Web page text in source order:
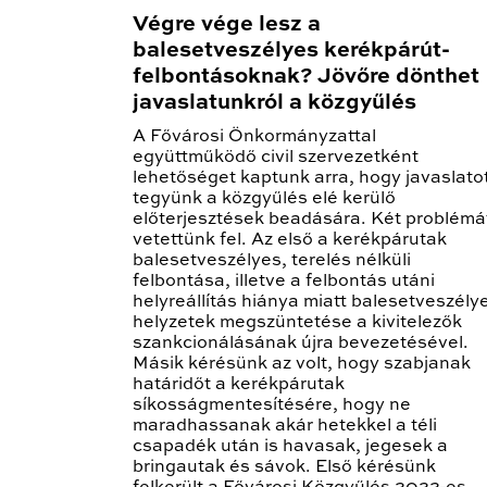
Végre vége lesz a
balesetveszélyes kerékpárút-
felbontásoknak? Jövőre dönthet
javaslatunkról a közgyűlés
A Fővárosi Önkormányzattal
együttműködő civil szervezetként
lehetőséget kaptunk arra, hogy
tegyünk a közgyűlés elé kerülő
előterjesztések beadására. Két
vetettünk fel. Az első a kerékpárutak
balesetveszélyes, terelés nélküli
felbontása, illetve a felbontás utáni
helyreállítás hiánya miatt
helyzetek megszüntetése a kivitelezők
szankcionálásának újra bevezetésével.
Másik kérésünk az volt, hogy szabjanak
határidőt a kerékpárutak
síkosságmentesítésére, hogy ne
maradhassanak akár hetekkel a téli
csapadék után is havasak, jegesek a
bringautak és sávok. Első kérésünk